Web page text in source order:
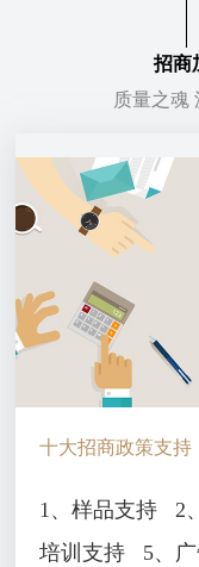
招商
质量之魂
十大招商政策支持
1、样品支持 2
培训支持
5、